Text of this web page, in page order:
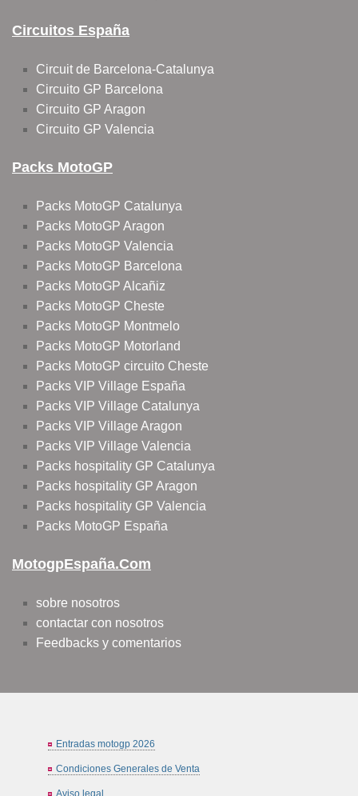
Circuitos España
Circuit de Barcelona-Catalunya
Circuito GP Barcelona
Circuito GP Aragon
Circuito GP Valencia
Packs MotoGP
Packs MotoGP Catalunya
Packs MotoGP Aragon
Packs MotoGP Valencia
Packs MotoGP Barcelona
Packs MotoGP Alcañiz
Packs MotoGP Cheste
Packs MotoGP Montmelo
Packs MotoGP Motorland
Packs MotoGP circuito Cheste
Packs VIP Village España
Packs VIP Village Catalunya
Packs VIP Village Aragon
Packs VIP Village Valencia
Packs hospitality GP Catalunya
Packs hospitality GP Aragon
Packs hospitality GP Valencia
Packs MotoGP España
MotogpEspaña.com
sobre nosotros
contactar con nosotros
Feedbacks y comentarios
Entradas motogp 2026
Condiciones Generales de Venta
Aviso legal